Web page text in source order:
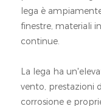
lega è
finestre, materiali
continue.
La lega ha
vento, prestazioni
corrosione e